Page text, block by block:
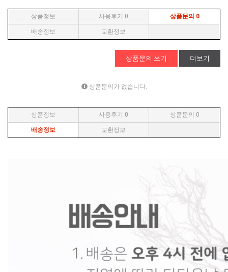
상품정보 사용후기 0 상품문의 0
배송정보 교환정보
상품문의 쓰기 더보기
상품문의가 없습니다.
상품정보 사용후기 0 상품문의 0
배송정보 교환정보